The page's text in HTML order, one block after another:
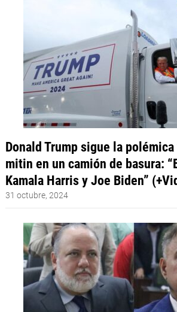
Donald Trump sigue la
mitin en un camión de basura:
Kamala Harris y Joe Biden”
31 octubre, 2024